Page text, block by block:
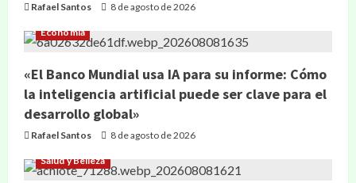
Rafael Santos 8 de agosto de 2026
Economía
«El Banco Mundial usa IA para su informe: Cómo
la inteligencia artificial puede ser clave para el
desarrollo global»
Rafael Santos 8 de agosto de 2026
Salud y Belleza